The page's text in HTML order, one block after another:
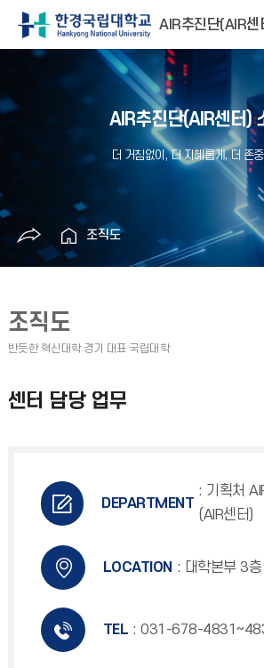
AIR추진단(AIR센
AIR추진단(AIR센터)
조직도
조직도
센터 담당 업무
DEPARTMENT
: 기획처
(AIR센터)
LOCATION : 대학본부 3
TEL : 031-678-